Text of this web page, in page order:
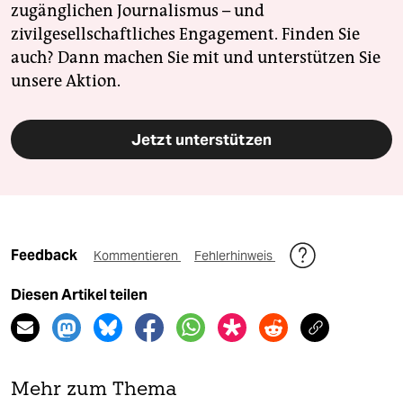
zugänglichen Journalismus – und
zivilgesellschaftliches Engagement. Finden Sie
auch? Dann machen Sie mit und unterstützen Sie
unsere Aktion.
Jetzt unterstützen
Feedback Kommentieren Fehlerhinweis
Diesen Artikel teilen
Mehr zum Thema